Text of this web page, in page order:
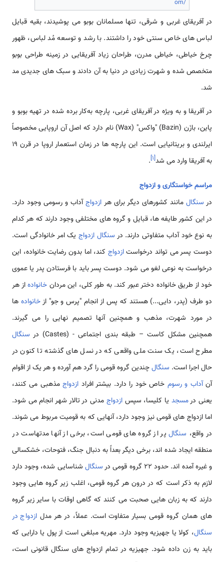
om/
در آفریقای غربی و شرقی، تنها مسلمانان بوبو می پوشیدند، بقیه قبایل
لباس های خاص سنتی خود را داشتند. با رشد و توسعه مُد لباس، ظهور
چرخ خیاطی، خیاطی مدرن، طراحان زیاد آفریقایی در زمینه طراحی بوبو
متخصص شده و شهرت زیادی در دنیا به آن دادند و سبک های جدیدی مد
شد.
در آفریقا و به ویژه در آفریقای غربی، پارچه به‌کار برده شده در تهیه بوبو و
پاین، بازَن (Bazin) "واکس" (Wax) نام دارد که اصل آن اروپایی مخصوصاً
ایرلندی و بریتانیایی است. این پارچه ها در زمان استعمار اروپا در قرن 19
به آفریقا وارد می شد[۱]
.
مراسم خواستگاری و ازدواج
در سنگال مانند کشورهای دیگر برای هر ازدواجآداب و رسومی وجود دارد.
در این کشور طایفه ها، قبایل و گروه های مختلفی وجود دارند که هر کدام
به نوع خود آداب متفاوتی دارند. در سنگال ازدواج یک امر خانوادگی است.
دوست پسر می تواند درخواستازدواج کند، اما بدون رضایت خانواده، این
درخواست به نوعی لغو می شود. دوست پسر باید با فرستادن پدر یا عموی
خود از طریق خانواده دختر عبور کند. به طور کلی، این مردان خانوادهاز هر
دو طرف (پدر، دایی...) هستند که پس از انجام "پرس و جو" ازخانواده ها
در مورد شهرت، مذهب و همچنین آنها تصمیم نهایی را می گیرند.
همچنین مشکل کاست – طبقه بندی اجتماعی - (Castes) در
سنگال
مطرح است، یک سنت ملی واقعی که در نسل های گذشته تا کنون در
حال اجرا است. سنگالچندین گروه قومی را گرد هم آورده و هر یک از اقوام
آنآداب و رسوم خاص خود را دارد. بیشتر افراد ازدواجمذهبی می کنند،
یعنی درمسجد یا کلیسا، سپسازدواج مدنی در تالار شهر انجام می شود.
اما ازدواج های قومی نیز وجود دارد، آنهایی که به قومیت مربوط می شوند.
در واقع، سنگال پر از گروه های قومی است، برخی از آنها مدتهاست در
منطقه ایجاد شده اند، برخی دیگر بعداً به دنبال جنگ، فتوحات، خشکسالی
و غیره آمده اند. حدود 22 گروه قومی در
سنگال شناسایی شده، وجود دارد
لازم به ذکر است که در درون هر گروه قومی، اغلب زیر گروه هایی وجود
دارند که به زبان هایی صحبت می کنند که گاهی اوقات با سایر زیر گروه
های همان گروه قومی بسیار متفاوت است. عملاً، در هر مدلازدواج در
سنگال، کولا یا جهیزیه وجود دارد. مهریه مبلغی است از پول یا دارایی که
باید به زن داده شود. جهیزیه در تمام ازدواج های سنگال قانونی است،